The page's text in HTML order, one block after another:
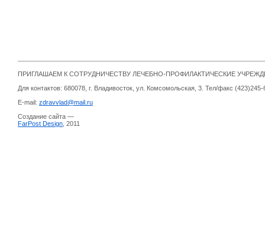
ПРИГЛАШАЕМ К СОТРУДНИЧЕСТВУ ЛЕЧЕБНО-ПРОФИЛАКТИЧЕСКИЕ
Для контактов: 680078, г. Владивосток, ул. Комсомольская, 3. Тел/факс
E-mail: zdravvlad@mail.ru
Создание сайта —
FarPost Design , 2011